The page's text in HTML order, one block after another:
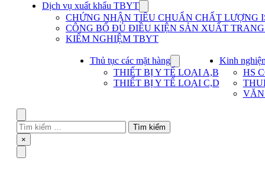
Dịch vụ xuất khẩu TBYT
submenu
for
Dịch
vụ
khẩu
TBYT
CHỨNG NHẬN TIÊU CHUẨN CHẤT LƯỢNG
CÔNG BỐ ĐỦ ĐIỀU KIỆN SẢN XUẤT
KIỂM NGHIỆM TBYT
Thủ tục các mặt hàng
submenu
for
Thủ
THIẾT BỊ Y TẾ LOẠI A,B
THIẾT BỊ Y TẾ LOẠI C,D
Kinh
HS
Tìm
kiếm
cho:
Close
×